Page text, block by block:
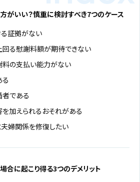
がいい？慎重に検討すべき7つのケース
証拠がない
る慰謝料額が期待できない
の支払い能力がない
である
加えられるおそれがある
婦関係を修復したい
合に起こり得る3つのデメリット